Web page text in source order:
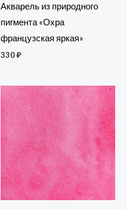
Акварель из природного
пигмента «Охра
французская яркая»
330₽